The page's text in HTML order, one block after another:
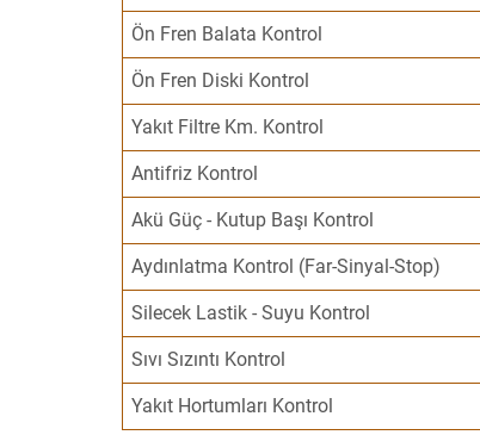
Ön Fren Balata Kontrol
Ön Fren Diski Kontrol
Yakıt Filtre Km. Kontrol
Antifriz Kontrol
Akü Güç - Kutup Başı Kontrol
Aydınlatma Kontrol (Far-Sinyal-Stop)
Silecek Lastik - Suyu Kontrol
Sıvı Sızıntı Kontrol
Yakıt Hortumları Kontrol